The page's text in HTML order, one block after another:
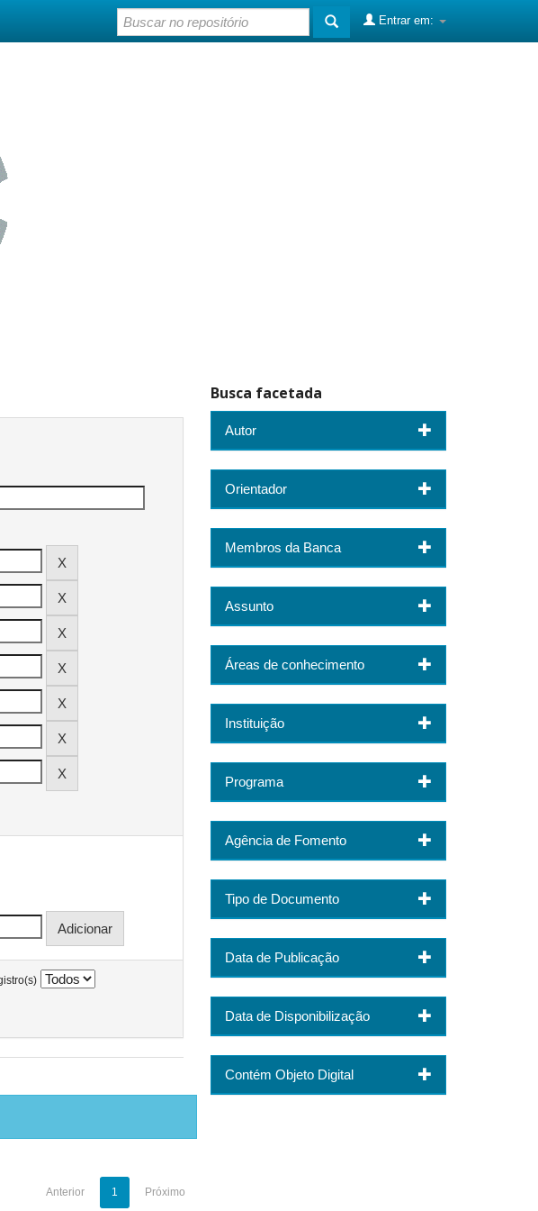
Entrar em:
Anterior 1 Próximo
Busca facetada
Autor
Orientador
Membros da Banca
Assunto
Áreas de conhecimento
Instituição
Programa
Agência de Fomento
Tipo de Documento
Data de Publicação
Data de Disponibilização
Contém Objeto Digital